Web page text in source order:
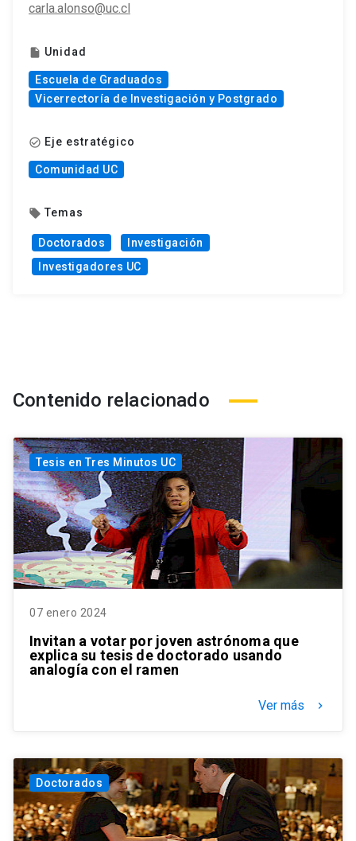
carla.alonso@uc.cl
insert_drive_file Unidad
Escuela de Graduados
Vicerrectoría de Investigación y Postgrado
check_circle_outline Eje estratégico
Comunidad UC
local_offer Temas
Doctorados
Investigación
Investigadores UC
Contenido relacionado
Tesis en Tres Minutos UC
07 enero 2024
Invitan a votar por joven astrónoma que
explica su tesis de doctorado usando
analogía con el ramen
Ver más keyboard_arrow_right
Doctorados